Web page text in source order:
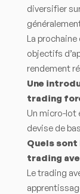
diversifier
La
objectifs
rendement
Une
trading
Un micro-lot
devise de
Quels sont
trading
Le trading